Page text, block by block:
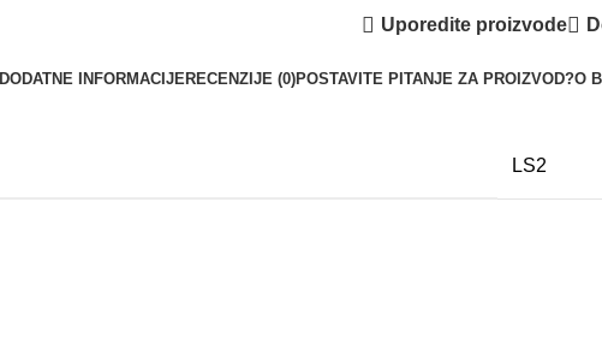
Uporedite proizvode
DODATNE INFORMACIJERECENZIJE (0)POSTAVITE PITANJE ZA PROIZVOD?O
LS2